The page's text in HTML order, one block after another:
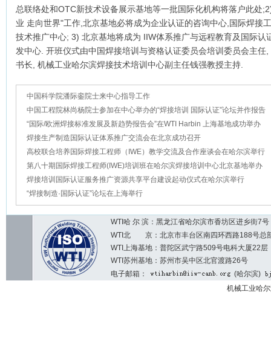
总联络处和OTC新技术设备展示基地等一批国际化机构将落户此处
业 走向世界"工作,北京基地必将成为企业认证的咨询中心,国际焊接
技术推广中心; 3) 北京基地将成为 IIW体系推广与远程教育及国际
发中心. 开班仪式由中国焊接培训与资格认证委员会培训委员会主任
书长, 机械工业哈尔滨焊接技术培训中心副主任钱强教授主持.
中国科学院潘际銮院士来中心指导工作
中国工程院林尚杨院士参加在中心举办的“焊接培训 国际认证”论坛并作报告
“国际/欧洲焊接标准发展及新趋势报告会”在WTI Harbin 上海基地成功举办
焊接生产制造国际认证体系推广交流会在北京成功召开
高校联合培养国际焊接工程师（IWE）教学交流及合作座谈会在哈尔滨举行
第八十期国际焊接工程师(IWE)培训班在哈尔滨焊接培训中心北京基地举办
焊接培训国际认证服务推广资源共享平台建设起动仪式在哈尔滨举行
“焊接制造·国际认证”论坛在上海举行
WTI哈 尔 滨：黑龙江省哈尔滨市香坊区进乡街
WTI北 京：北京市丰台区南四环西路188号总
WTI上海基地：普陀区武宁路509号电科大厦22层
WTI苏州基地：苏州市吴中区北官渡路26号
电子邮箱：
(哈尔滨)
机械工业哈